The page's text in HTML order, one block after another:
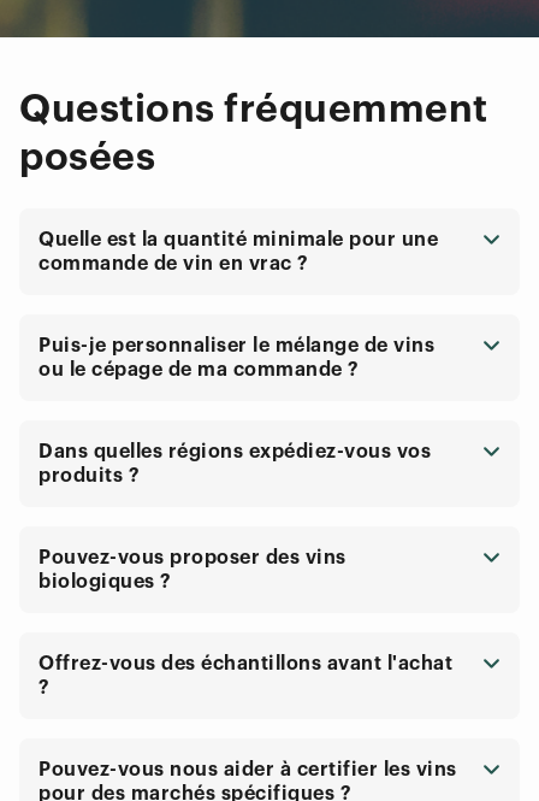
Questions fréquemment
posées
Quelle est la quantité minimale pour une
commande de vin en vrac ?
Puis-je personnaliser le mélange de vins
ou le cépage de ma commande ?
Dans quelles régions expédiez-vous vos
produits ?
Pouvez-vous proposer des vins
biologiques ?
Offrez-vous des échantillons avant l'achat
?
Pouvez-vous nous aider à certifier les vins
pour des marchés spécifiques ?